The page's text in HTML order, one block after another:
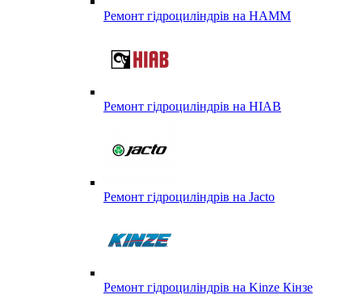
Ремонт гідроциліндрів на HAMM
Ремонт гідроциліндрів на HIAB
Ремонт гідроциліндрів на Jacto
Ремонт гідроциліндрів на Kinze Кінзе